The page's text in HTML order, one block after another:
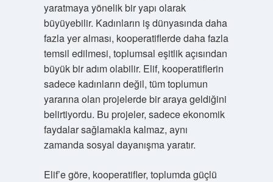
yaratmaya yönelik bir yapı olarak
büyüyebilir. Kadınların iş dünyasında daha
fazla yer alması, kooperatiflerde daha fazla
temsil edilmesi, toplumsal eşitlik açısından
büyük bir adım olabilir. Elif, kooperatiflerin
sadece kadınların değil, tüm toplumun
yararına olan projelerde bir araya geldiğini
belirtiyordu. Bu projeler, sadece ekonomik
faydalar sağlamakla kalmaz, aynı
zamanda sosyal dayanışma yaratır.
Elif’e göre, kooperatifler, toplumda güçlü